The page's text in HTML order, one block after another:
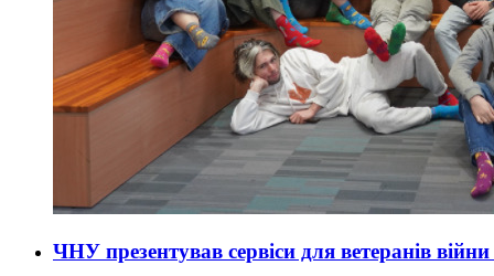
ЧНУ презентував сервіси для ветеранів війни